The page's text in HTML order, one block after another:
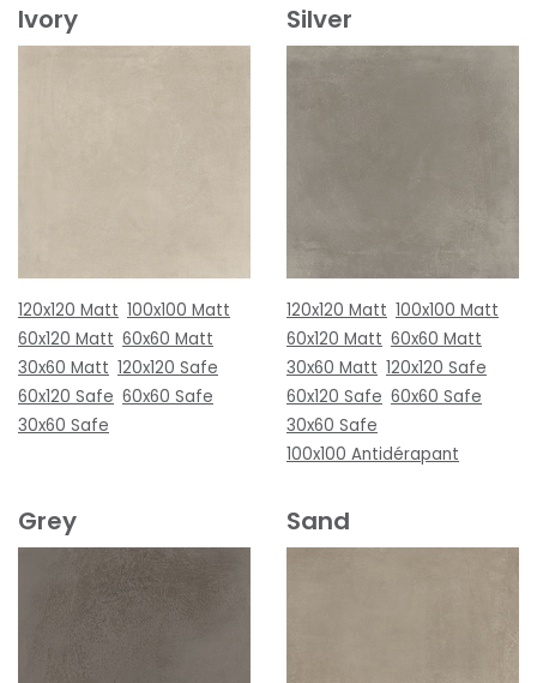
Ivory
120x120 Matt 100x100 Matt
60x120 Matt 60x60 Matt
30x60 Matt 120x120 Safe
60x120 Safe 60x60 Safe
30x60 Safe
Silver
120x120 Matt 100x100 Matt
60x120 Matt 60x60 Matt
30x60 Matt 120x120 Safe
60x120 Safe 60x60 Safe
30x60 Safe
100x100 Antidérapant
Grey Sand